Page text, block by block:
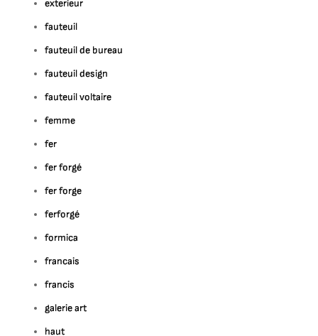
exterieur
fauteuil
fauteuil de bureau
fauteuil design
fauteuil voltaire
femme
fer
fer forgé
fer forge
ferforgé
formica
francais
francis
galerie art
haut